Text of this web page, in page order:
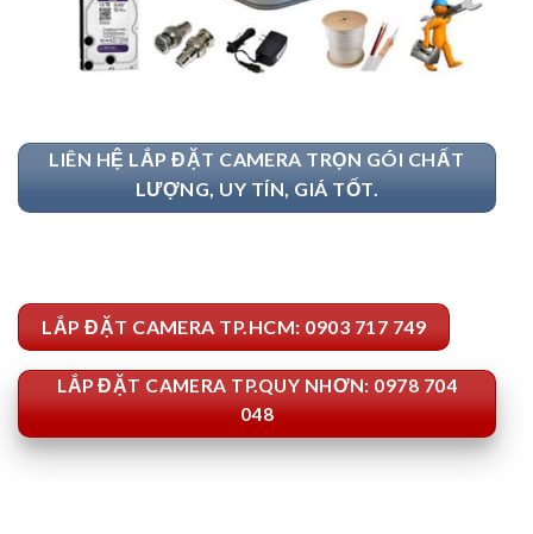
LIÊN HỆ LẮP ĐẶT CAMERA TRỌN GÓI CHẤT
LƯỢNG, UY TÍN, GIÁ TỐT.
LẮP ĐẶT CAMERA TP.HCM: 0903 717 749
LẮP ĐẶT CAMERA TP.QUY NHƠN: 0978 704
048